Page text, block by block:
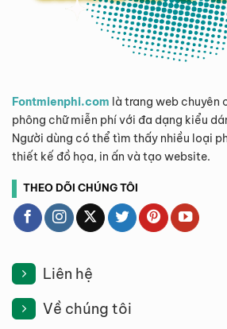
Fontmienphi.com là trang web chuyên
phông chữ miễn phí với đa dạng kiểu
Người dùng có thể tìm thấy nhiều loại
thiết kế đồ họa, in ấn và tạo website.
THEO DÕI CHÚNG TÔI
Liên hệ
Về chúng tôi